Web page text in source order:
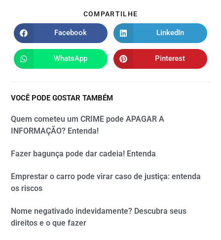
COMPARTILHE
Facebook LinkedIn
WhatsApp Pinterest
VOCÊ PODE GOSTAR TAMBÉM
Quem cometeu um CRIME pode APAGAR A
INFORMAÇÃO? Entenda!
Fazer bagunça pode dar cadeia! Entenda
Emprestar o carro pode virar caso de justiça: entenda
os riscos
Nome negativado indevidamente? Descubra seus
direitos e o que fazer